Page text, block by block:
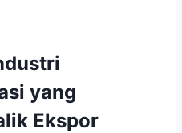
yang
Ekspor